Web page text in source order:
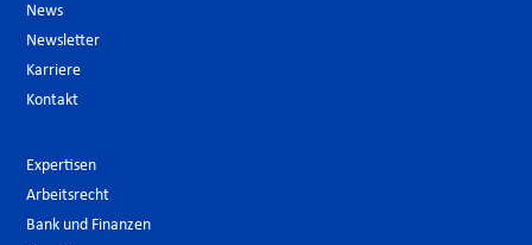
News
Newsletter
Karriere
Kontakt
Expertisen
Arbeitsrecht
Bank und Finanzen